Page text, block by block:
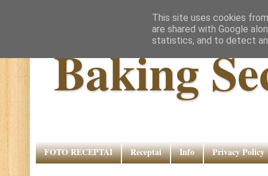
Baking
FOTO RECEPTAI Receptai Info Privacy Policy
This site uses cookies
are shared with Google
statistics, and to detect